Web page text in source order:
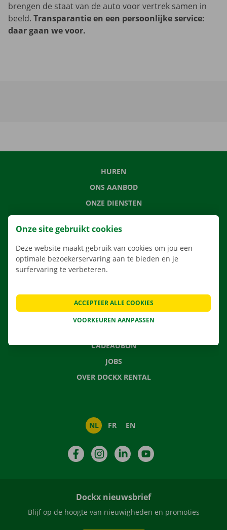
brengen de staat van de auto voor vertrek samen in
beeld. Transparantie en een persoonlijke service:
daar gaan we voor.
HUREN
ONS AANBOD
ONZE DIENSTEN
LOCATIES
APP
VERHUISOPLOSSINGEN
CONTACTEER ONS
VEELGESTELDE VRAGEN
CADEAUBON
JOBS
OVER DOCKX RENTAL
NL FR EN
FacebookInstagramLinkedIn
Dockx nieuwsbrief
Blijf op de hoogte van nieuwigheden en promoties
Onze site gebruikt cookies
Deze website maakt gebruik van cookies om jou een
optimale bezoekerservaring aan te bieden en je
surfervaring te verbeteren.
VOORKEUREN AANPASSEN
ACCEPTEER ALLE COOKIES